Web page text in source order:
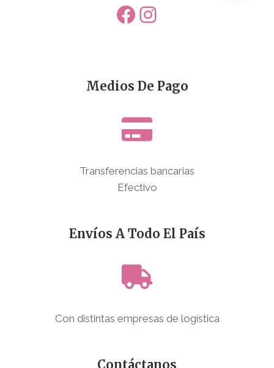
Facebook
Instagram
Medios De Pago
Transferencias bancarias
Efectivo
Envíos A Todo El País
Con distintas empresas de logística
Contáctanos